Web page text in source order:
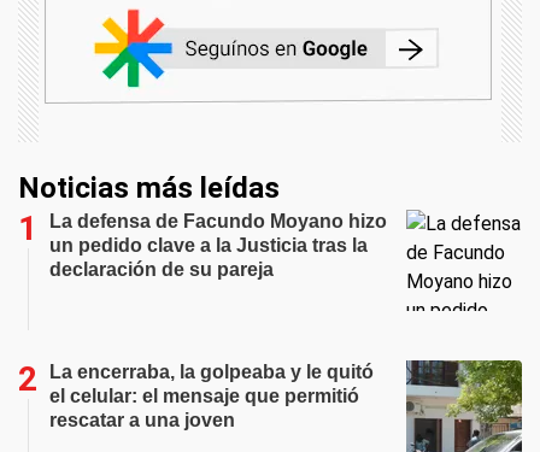
Noticias más leídas
La defensa de Facundo Moyano hizo
un pedido clave a la Justicia tras la
declaración de su pareja
La encerraba, la golpeaba y le quitó
el celular: el mensaje que permitió
rescatar a una joven